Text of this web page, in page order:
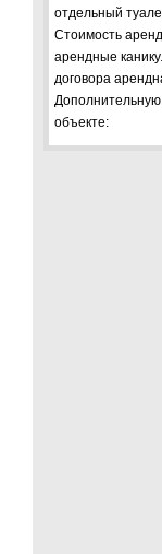
отдельный
Стоимость
арендные
договора
объекте: